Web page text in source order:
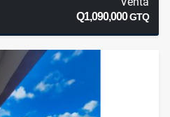
Q1,090,000GTQ